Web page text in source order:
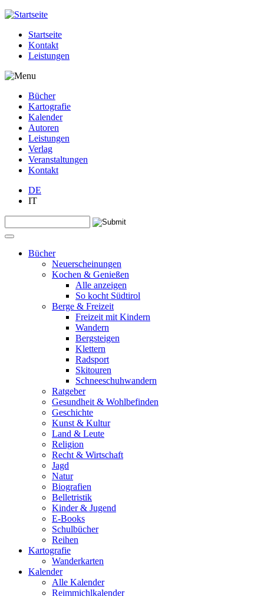
Jump to navigation
Startseite
Kontakt
Leistungen
Bücher
Kartografie
Kalender
Autoren
Leistungen
Verlag
Veranstaltungen
Kontakt
DE
IT
Suchformular
Bücher
Neuerscheinungen
Kochen & Genießen
Alle anzeigen
So kocht Südtirol
Berge & Freizeit
Freizeit mit Kindern
Wandern
Bergsteigen
Klettern
Radsport
Skitouren
Schneeschuhwandern
Ratgeber
Gesundheit & Wohlbefinden
Geschichte
Kunst & Kultur
Land & Leute
Religion
Recht & Wirtschaft
Jagd
Natur
Biografien
Belletristik
Kinder & Jugend
E-Books
Schulbücher
Reihen
Kartografie
Wanderkarten
Kalender
Alle Kalender
Reimmichlkalender